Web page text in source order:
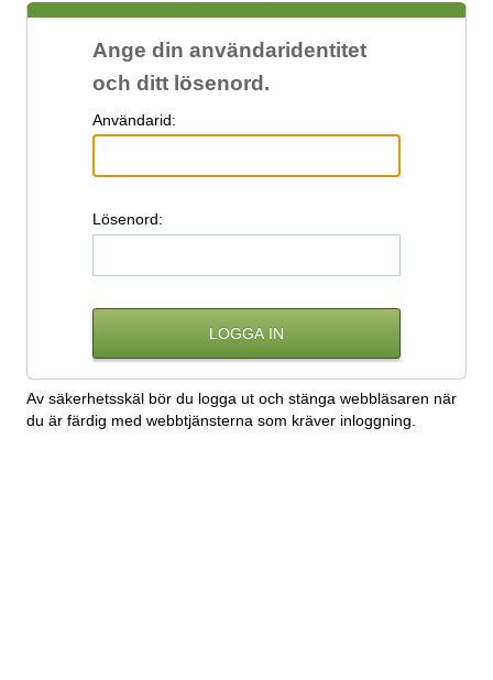
Ange din användaridentitet
och ditt lösenord.
Användarid:
Lösenord:
Av säkerhetsskäl bör du logga ut och stänga webbläsaren när
du är färdig med webbtjänsterna som kräver inloggning.